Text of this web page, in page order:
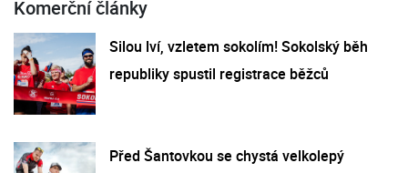
Komerční články
Silou lví, vzletem sokolím! Sokolský běh
republiky spustil registrace běžců
Před Šantovkou se chystá velkolepý